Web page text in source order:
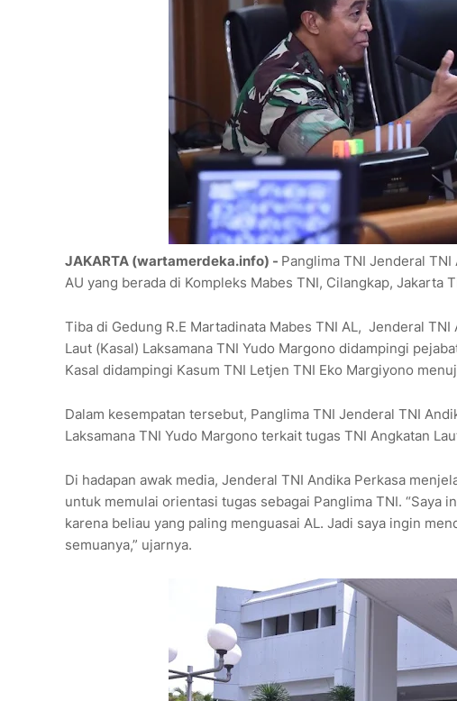
JAKARTA (wartamerdeka.info) - Panglima TNI Jenderal
AU yang berada di Kompleks Mabes TNI, Cilangkap, Jakarta
Tiba di Gedung R.E Martadinata Mabes TNI AL, Jenderal
Laut (Kasal) Laksamana TNI Yudo Margono didampingi
Kasal didampingi Kasum TNI Letjen TNI Eko Margiyono
Dalam kesempatan tersebut, Panglima TNI Jenderal TNI
Laksamana TNI Yudo Margono terkait tugas TNI Angkatan
Di hadapan awak media, Jenderal TNI Andika Perkasa
untuk memulai orientasi tugas sebagai Panglima TNI. “Saya
karena beliau yang paling menguasai AL. Jadi saya ingin
semuanya,” ujarnya.